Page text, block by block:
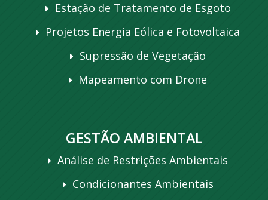
Estação de Tratamento de Esgoto
Projetos Energia Eólica e Fotovoltaica
Supressão de Vegetação
Mapeamento com Drone
GESTÃO AMBIENTAL
Análise de Restrições Ambientais
Condicionantes Ambientais